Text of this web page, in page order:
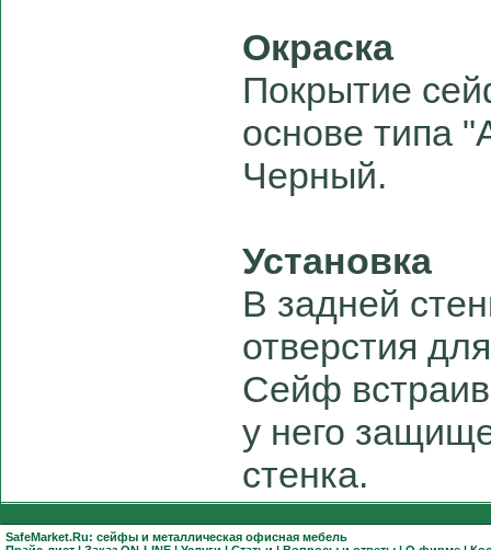
Окраска
Покрытие
основе типа
Черный.
Установка
В задней
отверстия
Сейф
у него
стенка.
SafeMarket.Ru: сейфы и металлическая офисная мебель